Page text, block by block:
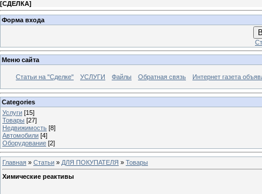
[СДЕЛКА]
Форма входа
Меню сайта
Статьи на "Сделке" УСЛУГИ Файлы Обратная связь Интернет газета
Categories
Услуги [15]
Товары [27]
Недвижимость [8]
Автомобили [4]
Оборудование [2]
Главная » Статьи » ДЛЯ ПОКУПАТЕЛЯ » Товары
Химические реактивы